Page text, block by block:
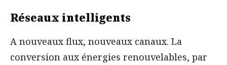
Réseaux intelligents
A nouveaux flux, nouveaux canaux. La
conversion aux énergies renouvelables, par